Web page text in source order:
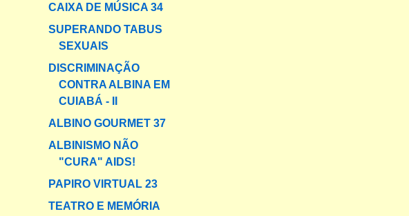
CAIXA DE MÚSICA 34
SUPERANDO TABUS
SEXUAIS
DISCRIMINAÇÃO
CONTRA ALBINA EM
CUIABÁ - II
ALBINO GOURMET 37
ALBINISMO NÃO
"CURA" AIDS!
PAPIRO VIRTUAL 23
TEATRO E MEMÓRIA